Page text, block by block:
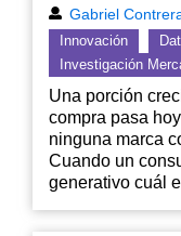
Gabriel
Innovación
Investigación
Una porción
compra pasa
ninguna marca
Cuando un
generativo cuál